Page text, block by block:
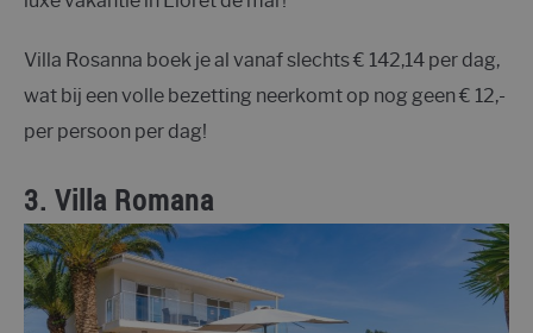
Villa Rosanna boek je al vanaf slechts € 142,14 per dag,
wat bij een volle bezetting neerkomt op nog geen € 12,-
per persoon per dag!
3. Villa Romana